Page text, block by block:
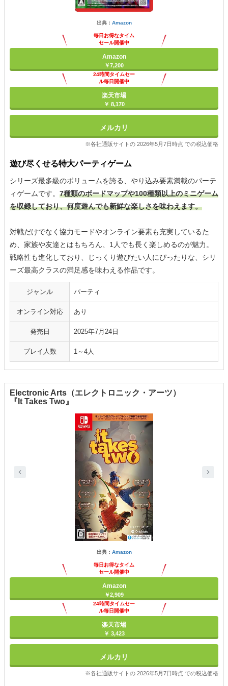
出典： Amazon
毎日お得なタイム
セール開催中
Amazon
￥7,200
24時間タイムセー
ル毎日開催中
楽天市場
￥ 8,170
メルカリ
※各社通販サイトの 2026年5月7日時点 での税込価格
遊び尽くせる特大パーティゲーム
シリーズ最多級のボリュームを誇る、やり込み要素満載のパーテ
ィゲームです。 7種類のボードマップや100種類以上のミニゲーム
を収録しており、何度遊んでも新鮮な楽しさを味わえます。
対戦だけでなく協力モードやオンライン要素も充実しているた
め、家族や友達とはもちろん、1人でも長く楽しめるのが魅力。
戦略性も進化しており、じっくり遊びたい人にぴったりな、シリ
ーズ最高クラスの満足感を味わえる作品です。
ジャンル パーティ
オンライン対応 あり
発売日 2025年7月24日
プレイ人数 1～4人
Electronic Arts（エレクトロニック・アーツ）
『It Takes Two』
出典： Amazon
毎日お得なタイム
セール開催中
Amazon
￥2,909
24時間タイムセー
ル毎日開催中
楽天市場
￥ 3,423
メルカリ
※各社通販サイトの 2026年5月7日時点 での税込価格